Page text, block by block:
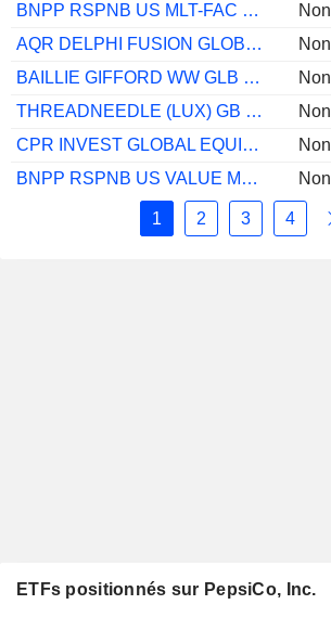
BNPP RSPNB US MLT-FAC EQ CL EUR ACC
Non
AQR DELPHI FUSION GLOBAL UCITS IAU3 USD
Non
BAILLIE GIFFORD WW GLB DURB GR B USD INC
Non
THREADNEEDLE (LUX) GB ED ALP 1E EUR ACC
Non
CPR INVEST GLOBAL EQUITY A EUR ACC
Non
BNPP RSPNB US VALUE MLT-FAC EQ CL EUR R
Non
1 2 3 4
ETFs positionnés sur PepsiCo, Inc.